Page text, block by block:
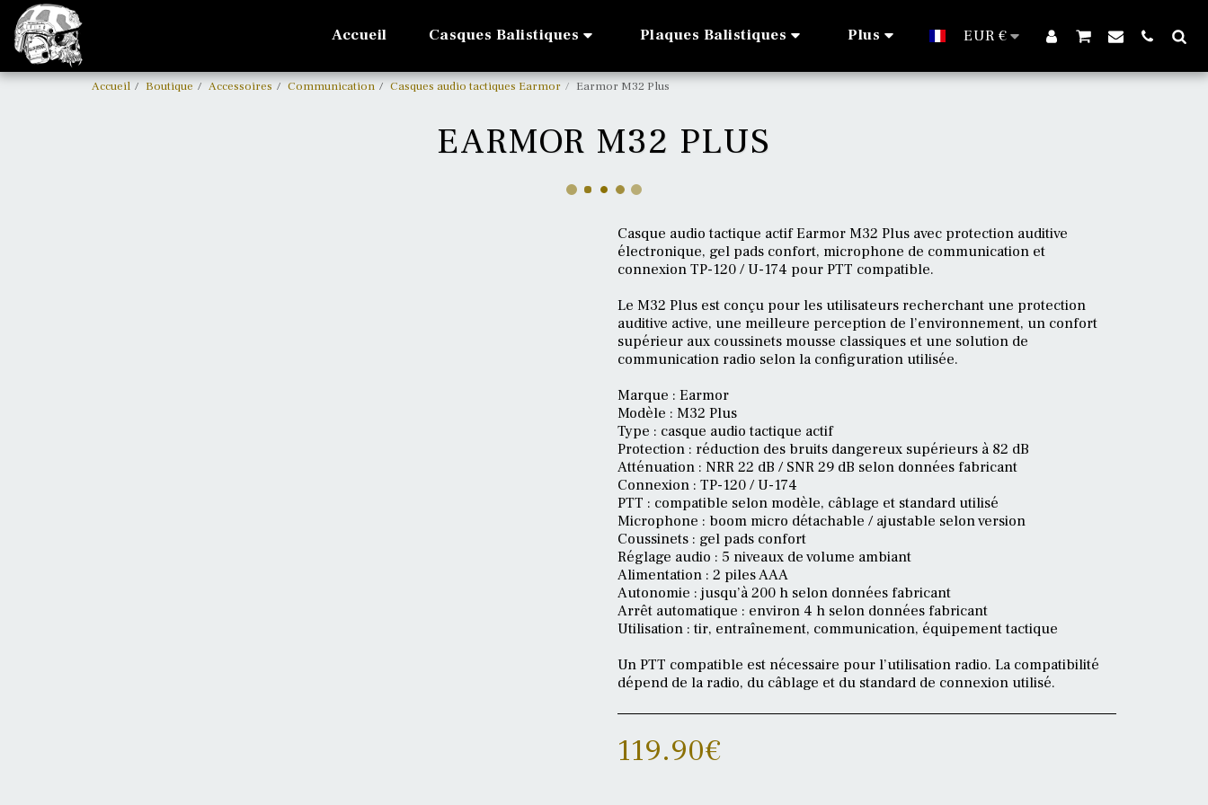
Accueil Casques Balistiques Plaques Balistiques Plus EUR €
Accueil Boutique Accessoires Communication Casques audio tactiques Earmor Earmor M32 Plus
EARMOR M32 PLUS
Casque audio tactique actif Earmor M32 Plus avec protection auditive
électronique, gel pads confort, microphone de communication et
connexion TP-120 / U-174 pour PTT compatible.
Le M32 Plus est conçu pour les utilisateurs recherchant une protection
auditive active, une meilleure perception de l’environnement, un confort
supérieur aux coussinets mousse classiques et une solution de
communication radio selon la configuration utilisée.
Marque : Earmor
Modèle : M32 Plus
Type : casque audio tactique actif
Protection : réduction des bruits dangereux supérieurs à 82 dB
Atténuation : NRR 22 dB / SNR 29 dB selon données fabricant
Connexion : TP-120 / U-174
PTT : compatible selon modèle, câblage et standard utilisé
Microphone : boom micro détachable / ajustable selon version
Coussinets : gel pads confort
Réglage audio : 5 niveaux de volume ambiant
Alimentation : 2 piles AAA
Autonomie : jusqu’à 200 h selon données fabricant
Arrêt automatique : environ 4 h selon données fabricant
Utilisation : tir, entraînement, communication, équipement tactique
Un PTT compatible est nécessaire pour l’utilisation radio. La compatibilité
dépend de la radio, du câblage et du standard de connexion utilisé.
119.90€